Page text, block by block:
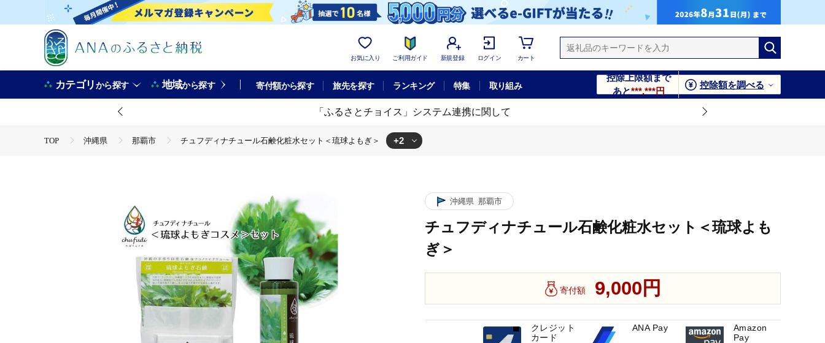
お気に入り ご利用ガイド 新規登録 ログイン カート
カテゴリから探す 地域から探す 寄付額から探す 旅先を探す ランキング 特集 取り組み
控除上限額まで
あと***,***円
控除額を調べる
「ふるさとチョイス」システム連携に関して
TOP 沖縄県 那覇市 チュフディナチュール石鹸化粧水セット＜琉球よもぎ＞ +2
沖縄県 那覇市
チュフディナチュール石鹸化粧水セット＜琉球よも
ぎ＞
寄付額 9,000円
クレジット
カード
ANA Pay
Amazon
Pay